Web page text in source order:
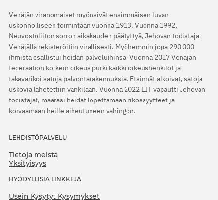
Venäjän viranomaiset myönsivät ensimmäisen luvan
uskonnolliseen toimintaan vuonna 1913. Vuonna 1992,
Neuvostoliiton sorron aikakauden päätyttyä, Jehovan todistajat
Venäjällä rekisteröitiin virallisesti. Myöhemmin jopa 290 000
ihmistä osallistui heidän palveluihinsa. Vuonna 2017 Venäjän
federaation korkein oikeus purki kaikki oikeushenkilöt ja
takavarikoi satoja palvontarakennuksia. Etsinnät alkoivat, satoja
uskovia lähetettiin vankilaan. Vuonna 2022 EIT vapautti Jehovan
todistajat, määräsi heidät lopettamaan rikossyytteet ja
korvaamaan heille aiheutuneen vahingon.
LEHDISTÖPALVELU
Tietoja meistä
Yksityisyys
HYÖDYLLISIÄ LINKKEJÄ
Usein Kysytyt Kysymykset